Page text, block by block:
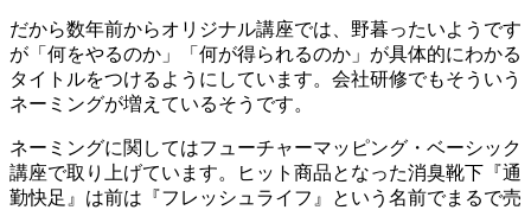
だから数年前からオリジナル講座では、野暮ったいようです
が「何をやるのか」「何が得られるのか」が具体的にわかる
タイトルをつけるようにしています。会社研修でもそういう
ネーミングが増えているそうです。
ネーミングに関してはフューチャーマッピング・ベーシック
講座で取り上げています。ヒット商品となった消臭靴下『通
勤快足』は前は『フレッシュライフ』という名前でまるで売